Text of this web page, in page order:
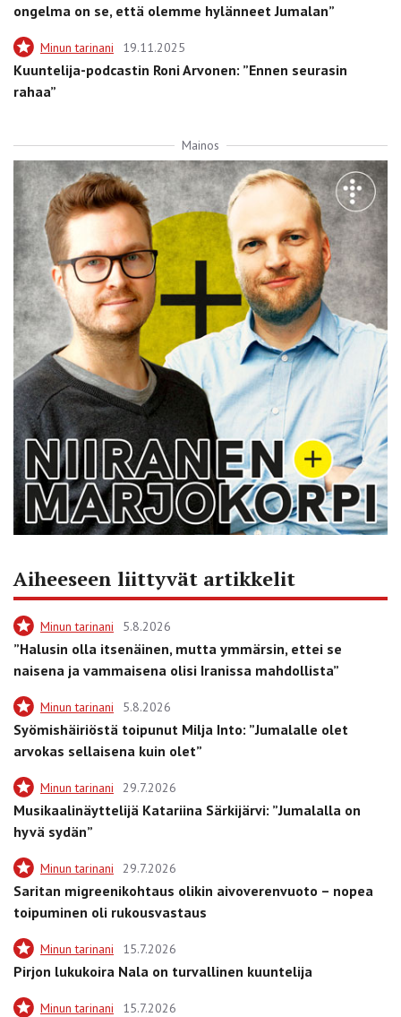
ongelma on se, että olemme hylänneet Jumalan”
Minun tarinani 19.11.2025
Kuuntelija-podcastin Roni Arvonen: ”Ennen seurasin
rahaa”
Mainos
Aiheeseen liittyvät artikkelit
Minun tarinani 5.8.2026
”Halusin olla itsenäinen, mutta ymmärsin, ettei se
naisena ja vammaisena olisi Iranissa mahdollista”
Minun tarinani 5.8.2026
Syömishäiriöstä toipunut Milja Into: ”Jumalalle olet
arvokas sellaisena kuin olet”
Minun tarinani 29.7.2026
Musikaalinäyttelijä Katariina Särkijärvi: ”Jumalalla on
hyvä sydän”
Minun tarinani 29.7.2026
Saritan migreenikohtaus olikin aivoverenvuoto – nopea
toipuminen oli rukousvastaus
Minun tarinani 15.7.2026
Pirjon lukukoira Nala on turvallinen kuuntelija
Minun tarinani 15.7.2026